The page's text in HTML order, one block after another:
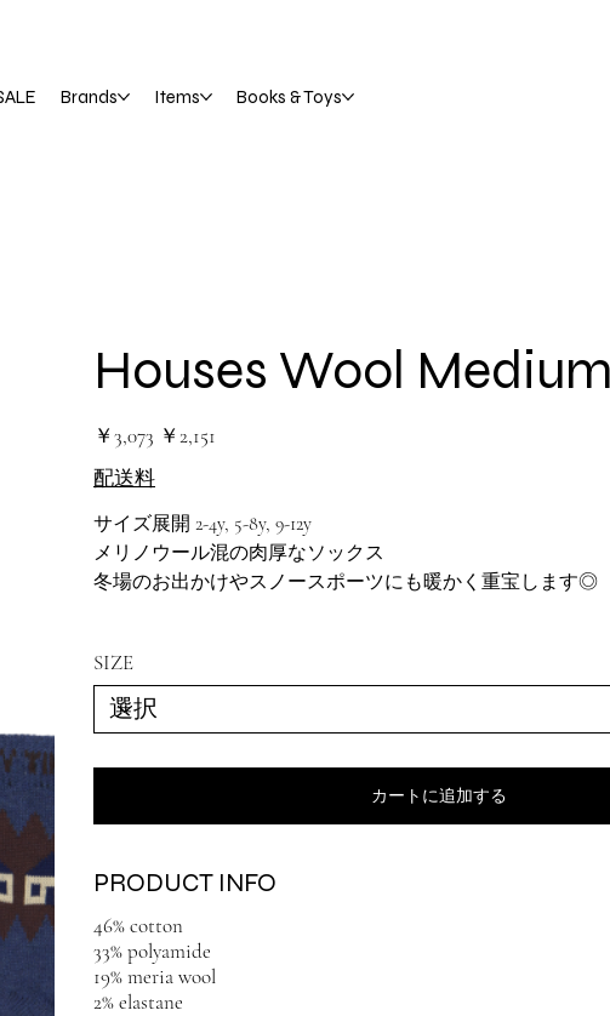
Brands Items Books & Toys
Houses Wool
元
の
格
￥3,073
セ
ー
￥2,151
配送料
サイズ展開 2-4y, 5-8y, 9-12y
メリノウール混の肉厚なソックス
冬場のお出かけやスノースポーツにも暖かく重宝します◎
SIZE
カートに追加する
PRODUCT INFO
46% cotton
33% polyamide
19% meria wool
2% elastane